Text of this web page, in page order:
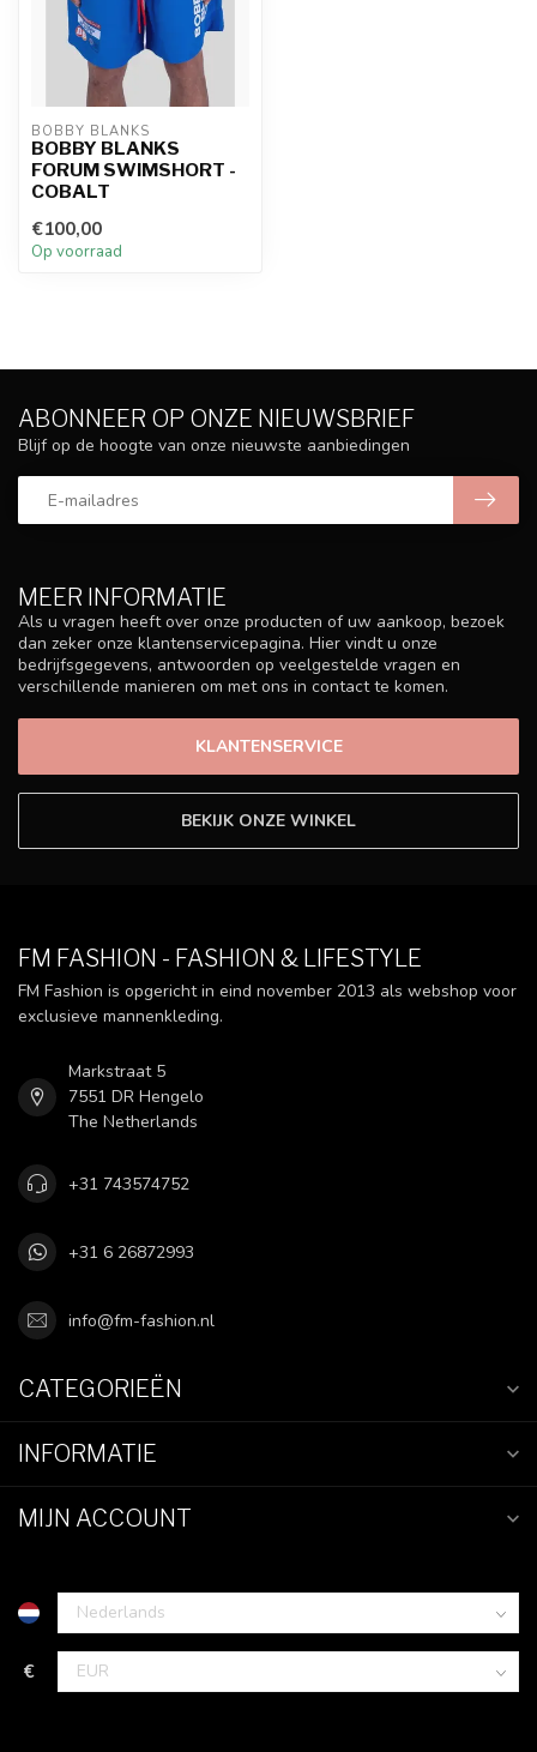
BOBBY BLANKS
BOBBY BLANKS
FORUM SWIMSHORT -
COBALT
€100,00
Op voorraad
MEER INFORMATIE
Als u vragen heeft over onze producten of uw aankoop, bezoek
dan zeker onze klantenservicepagina. Hier vindt u onze
bedrijfsgegevens, antwoorden op veelgestelde vragen en
verschillende manieren om met ons in contact te komen.
KLANTENSERVICE
BEKIJK ONZE WINKEL
ABONNEER OP ONZE NIEUWSBRIEF
Blijf op de hoogte van onze nieuwste aanbiedingen
FM FASHION - FASHION & LIFESTYLE
FM Fashion is opgericht in eind november 2013 als webshop voor
exclusieve mannenkleding.
Markstraat 5
7551 DR Hengelo
The Netherlands
+31 743574752
+31 6 26872993
info@fm-fashion.nl
CATEGORIEËN
INFORMATIE
MIJN ACCOUNT
€